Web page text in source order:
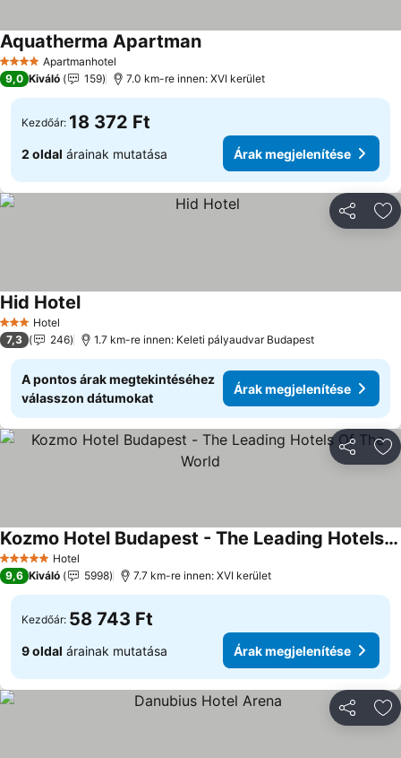
4 KategóriaApartmanhotel
Aquatherma Apartman
9,0 Kiváló 159 7.0 km-re innen: XVI kerület
Kezdőár: 18 372 Ft
2 oldal árainak mutatása Árak megjelenítése
3 Kategória
Hotel
Hid Hotel
7,3 246 1.7 km-re innen: Keleti pályaudvar Budapest
A pontos árak megtekintéséhez
válasszon dátumokat
Árak megjelenítése
5 KategóriaHotel
Kozmo Hotel Budapest - The Leading Hotels Of The World
9,6 Kiváló 5998 7.7 km-re innen: XVI kerület
Kezdőár: 58 743 Ft
9 oldal árainak mutatása Árak megjelenítése